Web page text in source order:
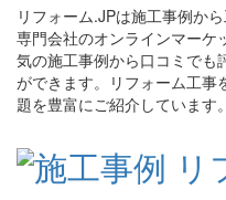
リフォーム.JPは施工事例か
専門会社のオンラインマーケ
気の施工事例から口コミでも
ができます。リフォーム工事
題を豊富にご紹介しています。